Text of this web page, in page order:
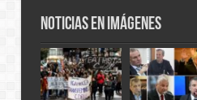
Noticias en Imágenes